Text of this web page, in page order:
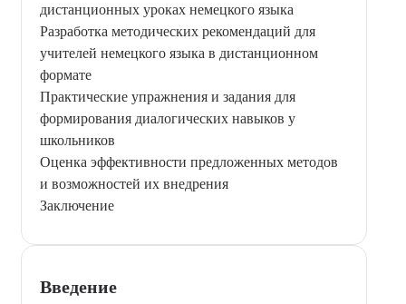
дистанционных уроках немецкого языка
Разработка методических рекомендаций для
учителей немецкого языка в дистанционном
формате
Практические упражнения и задания для
формирования диалогических навыков у
школьников
Оценка эффективности предложенных методов
и возможностей их внедрения
Заключение
Введение